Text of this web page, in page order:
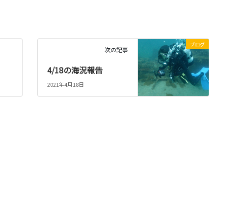
ブログ
次の記事
4/18の海況報告
2021年4月18日